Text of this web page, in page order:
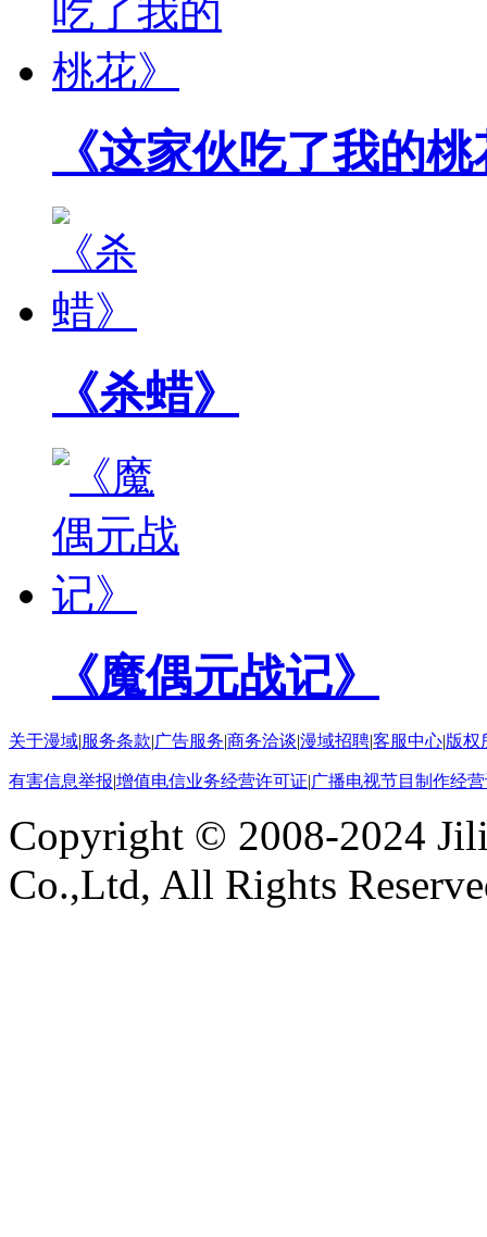
《这家伙吃了我的
《杀蜡》
《魔偶元战记》
关于漫域|服务条款|广告服务|商务洽谈|漫域招聘|客服中心|版权
有害信息举报|增值电信业务经营许可证|广播电视节目制作经
Copyright © 2008-2024
Co.,Ltd, All Rights